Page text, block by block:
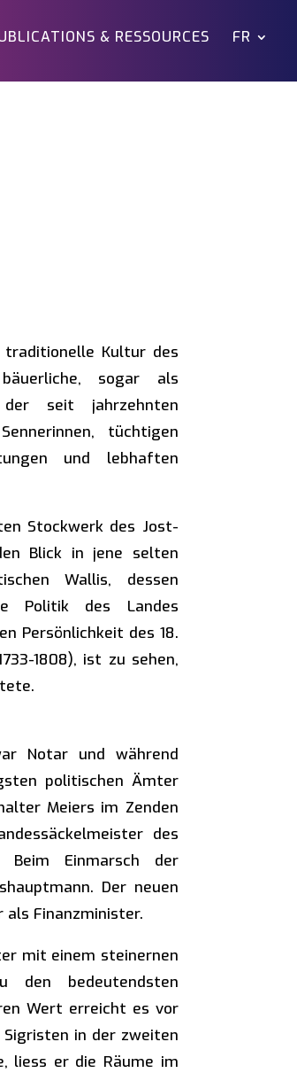
& RESSOURCES FR
traditionelle Kultur des
sogar als
seit jahrzehnten
tüchtigen
und lebhaften
Stockwerk des Jost-
Blick in jene selten
Wallis, dessen
Politik des Landes
Persönlichkeit des 18.
1808), ist zu sehen,
Notar und während
politischen Ämter
Meiers im Zenden
des
Einmarsch der
Der neuen
Finanzminister.
mit einem steinernen
den bedeutendsten
Wert erreicht es vor
in der zweiten
liess er die Räume im